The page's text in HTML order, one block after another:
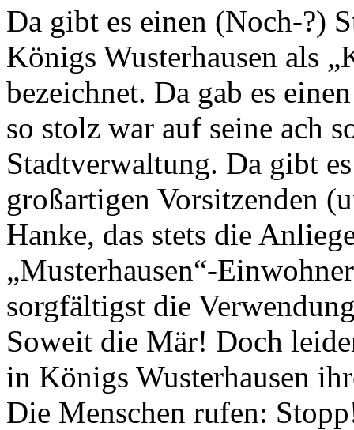
Da gibt es einen (Noch-?)
Königs Wusterhausen als
bezeichnet. Da gab es
so stolz war auf seine ach
Stadtverwaltung. Da gibt
großartigen Vorsitzenden
Hanke, das stets die
„Musterhausen“-
sorgfältigst die
Soweit die Mär! Doch
in Königs Wusterhausen
Die Menschen rufen: